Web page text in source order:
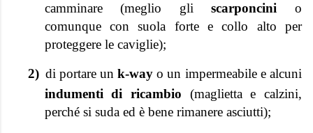
camminare (meglio gliscarponcini o
comunque con suola forte e collo alto per
proteggere le caviglie);
2) di portare unk-way o un impermeabile e alcuni
indumenti di ricambio (maglietta e calzini,
perché si suda ed è bene rimanere asciutti);